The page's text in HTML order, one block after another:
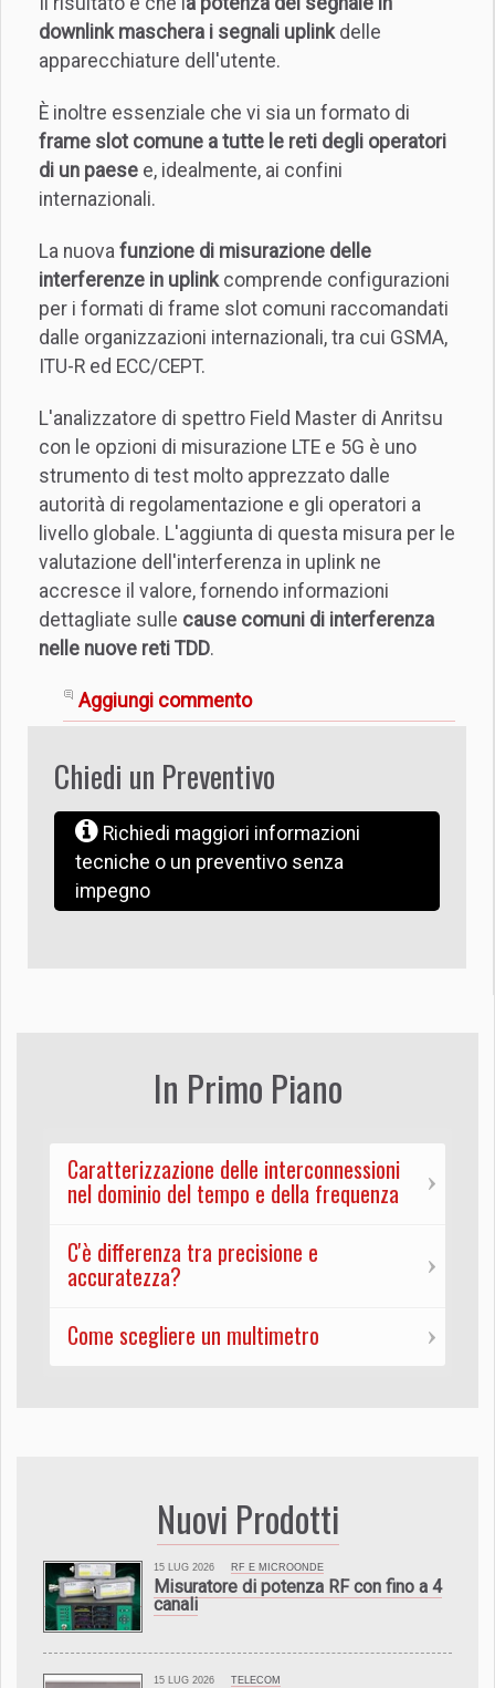
downlink maschera i segnali uplinkdelle
apparecchiature dell'utente.
È inoltre essenziale che vi sia un formato di
frame slot comune a tutte le reti degli operatori
di un paese e, idealmente, ai confini
internazionali.
La nuova funzione di misurazione delle
interferenze in uplink comprende configurazioni
per i formati di frame slot comuni raccomandati
dalle organizzazioni internazionali, tra cui GSMA,
ITU-R ed ECC/CEPT.
L'analizzatore di spettro Field Master di Anritsu
con le opzioni di misurazione LTE e 5G è uno
strumento di test molto apprezzato dalle
autorità di regolamentazione e gli operatori a
livello globale. L'aggiunta di questa misura per le
valutazione dell'interferenza in uplink ne
accresce il valore, fornendo informazioni
dettagliate sulle cause comuni di interferenza
nelle nuove reti TDD.
Aggiungi commento
Chiedi un Preventivo
Richiedi maggiori informazioni
tecniche o un preventivo senza
impegno
In Primo Piano
Caratterizzazione delle interconnessioni
nel dominio del tempo e della frequenza
C'è differenza tra precisione e
accuratezza?
Come scegliere un multimetro
Nuovi Prodotti
15 LUG 2026 RF E MICROONDE
Misuratore di potenza RF con fino a 4
canali
15 LUG 2026 TELECOM